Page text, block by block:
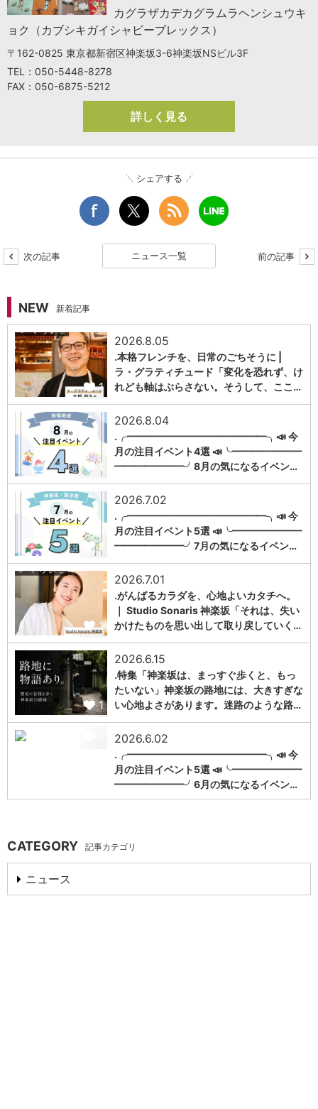
カグラザカデカグラムラヘンシュウキ
ョク（カブシキガイシャビーブレックス）
〒162-0825 東京都新宿区神楽坂3-6神楽坂NSビル3F
TEL：050-5448-8278
FAX：050-6875-5212
詳しく見る
シェアする
次の記事 ニュース一覧 前の記事
NEW 新着記事
1
2026.8.05
.本格フレンチを、日常のごちそうに |
ラ・グラティチュード「変化を恐れず、け
れども軸はぶらさない。そうして、ここ…
1
2026.8.04
.╭━━━━━━━━━━━━━━╮📣 今
月の注目イベント4選 📣╰━━━━━━━
━━━━━━━╯8月の気になるイベン…
1
2026.7.02
.╭━━━━━━━━━━━━━━╮📣 今
月の注目イベント5選 📣╰━━━━━━━
━━━━━━━╯7月の気になるイベン…
1
2026.7.01
.がんばるカラダを、心地よいカタチへ。
｜ Studio Sonaris 神楽坂「それは、失い
かけたものを思い出して取り戻していく…
1
2026.6.15
.特集「神楽坂は、まっすぐ歩くと、もっ
たいない」神楽坂の路地には、大きすぎな
い心地よさがあります。迷路のような路…
2026.6.02
.╭━━━━━━━━━━━━━━╮📣 今
月の注目イベント5選 📣╰━━━━━━━
━━━━━━━╯6月の気になるイベン…
CATEGORY 記事カテゴリ
ニュース